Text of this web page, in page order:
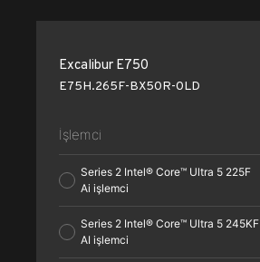
Excalibur E750
E75H.265F-BX50R-0LD
İşlemci
Series 2 Intel® Core™ Ultra 5 225F
Ai işlemci
Series 2 Intel® Core™ Ultra 5 245KF
AI işlemci